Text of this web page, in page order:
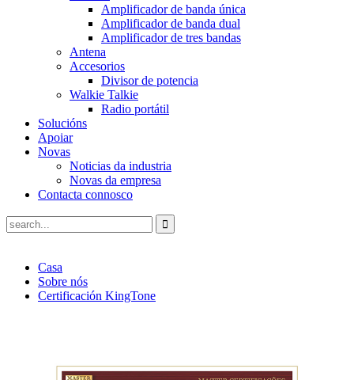
Amplificador de banda única
Amplificador de banda dual
Amplificador de tres bandas
Antena
Accesorios
Divisor de potencia
Walkie Talkie
Radio portátil
Solucións
Apoiar
Novas
Noticias da industria
Novas da empresa
Contacta connosco
Casa
Sobre nós
Certificación KingTone